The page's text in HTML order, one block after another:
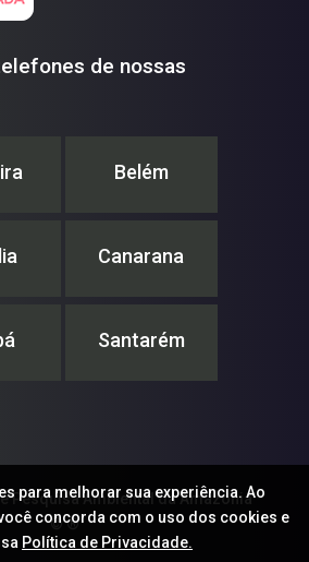
de nossas
Belém
Canarana
Santarém
Pesquisa Ambiental da Amazônia
© ®
para melhorar sua experiência. Ao
concorda com o uso dos cookies e
Política de Privacidade.